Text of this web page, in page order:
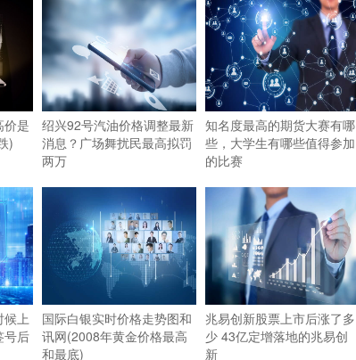
价是
)
绍兴92号汽油价格调整最新
消息？广场舞扰民最高拟罚
两万
知名度最高的期货大赛有哪
些，大学生有哪些值得参加
的比赛
候上
号后
国际白银实时价格走势图和
讯网(2008年黄金价格最高
和最底)
兆易创新股票上市后涨了多
少 43亿定增落地的兆易创
新